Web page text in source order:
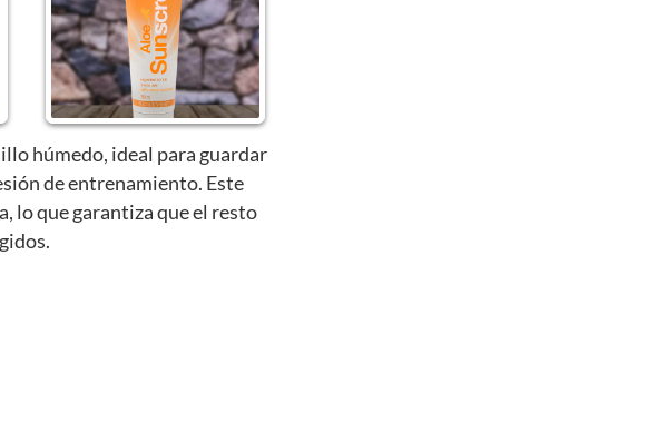
húmedo, ideal para guardar
de entrenamiento. Este
lo que garantiza que el resto